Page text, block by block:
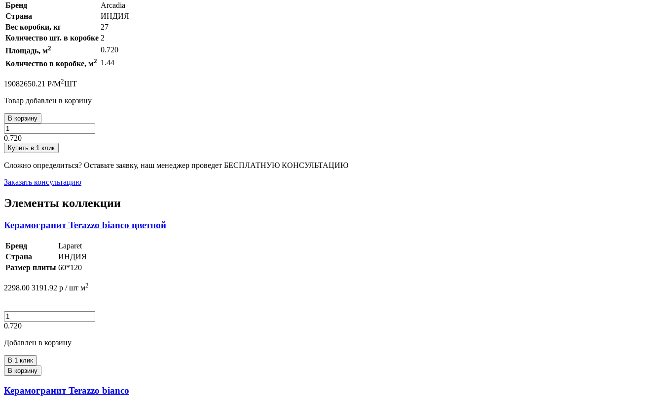
Бренд
Arcadia
Страна
ИНДИЯ
Вес коробки, кг
27
Количество шт. в коробке 2
Площадь, м2
0.720
Количество в коробке, м2 1.44
19082650.21 Р/М2ШТ
Товар добавлен в корзину
В корзину
0.720
Купить в 1 клик
Сложно определиться? Оставьте заявку, наш менеджер проведет БЕСПЛАТНУЮ КОНСУЛЬТАЦИЮ
Заказать консультацию
Элементы коллекции
Керамогранит Terazzo bianco цветной
Бренд
Laparet
Страна
ИНДИЯ
Размер плиты 60*120
2298.00 3191.92 р / шт м2
0.720
Добавлен в корзину
В 1 клик
В корзину
Керамогранит Terazzo bianco